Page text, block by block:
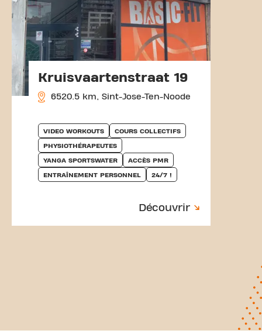
Kruisvaartenstraat 19
6520.5 km, Sint-Jose-Ten-Noode
VIDEO WORKOUTS COURS COLLECTIFS
PHYSIOTHÉRAPEUTES
YANGA SPORTSWATER ACCÈS PMR
ENTRAÎNEMENT PERSONNEL 24/7 !
Découvrir